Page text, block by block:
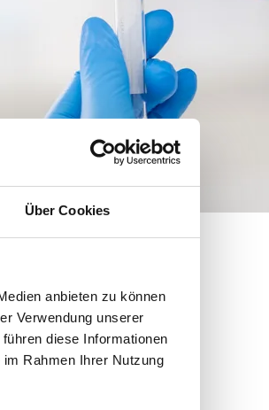
Über Cookies
anbieten zu können
Verwendung unserer
diese Informationen
Rahmen Ihrer Nutzung